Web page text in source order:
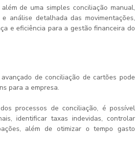
de uma simples conciliação manual,
análise detalhada das movimentações,
e eficiência para a gestão financeira do
avançado de conciliação de cartões pode
para a empresa.
processos de conciliação, é possível
identificar taxas indevidas, controlar
além de otimizar o tempo gasto